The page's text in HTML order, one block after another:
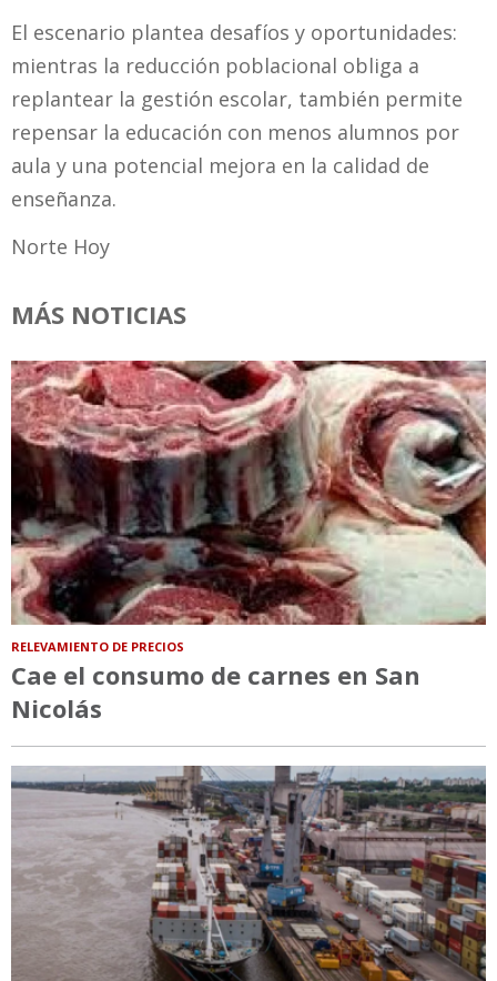
El escenario plantea desafíos y oportunidades:
mientras la reducción poblacional obliga a
replantear la gestión escolar, también permite
repensar la educación con menos alumnos por
aula y una potencial mejora en la calidad de
enseñanza.
Norte Hoy
MÁS NOTICIAS
RELEVAMIENTO DE PRECIOS
Cae el consumo de carnes en San
Nicolás